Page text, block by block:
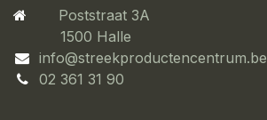
Poststraat 3A
​1500 Halle
info@streekproductencentrum.be
02 361 31 90